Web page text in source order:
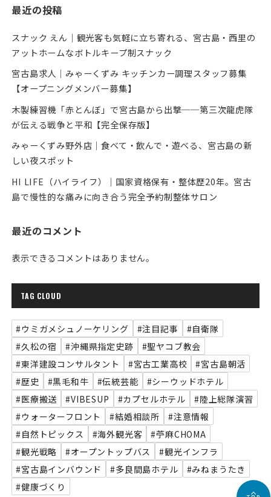
最近の投稿
スナック えん｜観光客も気軽に立ち寄れる、宮古島・西里の
アットホームなボトルキープ制スナック
宮古島求人｜みゃーくずみ キッチンカー調理スタッフ募集
【オープニングメンバー募集】
木製練習機「赤とんぼ」で宮古島から出撃──第三次龍虎隊
が伝える戦争と平和【完全保存版】
みゃーくずみ野外店｜食べて・飲んで・遊べる、宮古島の新
しい夜スポット
HI LIFE（ハイライフ）｜国家資格保有・整体歴20年。宮古
島で慢性的な痛みに向き合う完全予約制整体サロン
最近のコメント
表示できるコメントはありません。
TAG CLOUD
#ウミガメシュノーケリング #注目記事
#自衛隊
#久松の宿
#沖縄県指定史跡
#聖ヤコブ教会
#東洋建設コンサルタント
#宮古工業高校
#宮古島朝活
#歴史
#黒毛和牛 #伝統芸能
#シーウッドホテル
#医療搬送
#VIBESUP #カプセルホテル
#陸上総隊演習
#ウォーターフロント
#結婚相談所
#注意情報
#自然トピックス
#海外観光客
#苧麻CHOMA
#観光戦略
#オープントップバス
#観光インフラ
#宮古島インバウンド
#多良間島ホテル
#みねまうたき
#健康づくり